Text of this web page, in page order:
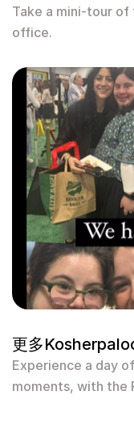
Take a mini-tour of
office.
更多
Experience a day
moments, with the